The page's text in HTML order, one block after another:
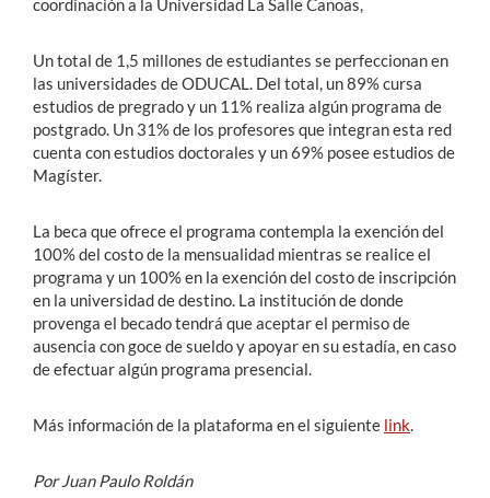
coordinación a la Universidad La Salle Canoas,
Un total de 1,5 millones de estudiantes se perfeccionan en
las universidades de ODUCAL. Del total, un 89% cursa
estudios de pregrado y un 11% realiza algún programa de
postgrado. Un 31% de los profesores que integran esta red
cuenta con estudios doctorales y un 69% posee estudios de
Magíster.
La beca que ofrece el programa contempla la exención del
100% del costo de la mensualidad mientras se realice el
programa y un 100% en la exención del costo de inscripción
en la universidad de destino. La institución de donde
provenga el becado tendrá que aceptar el permiso de
ausencia con goce de sueldo y apoyar en su estadía, en caso
de efectuar algún programa presencial.
Más información de la plataforma en el siguiente link.
Por Juan Paulo Roldán